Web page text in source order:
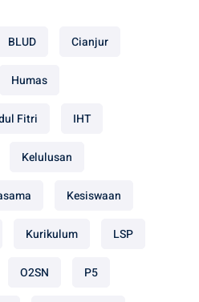
BLUD Cianjur
Humas
Fitri IHT
Kelulusan
Kesiswaan
Kurikulum LSP
O2SN P5